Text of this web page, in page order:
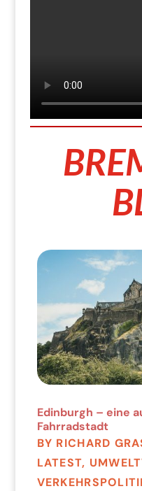
Edinburgh – eine
Fahrradstadt
BY RICHARD
LATEST,